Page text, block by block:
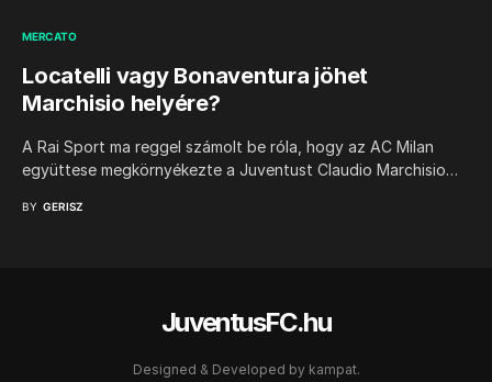
MERCATO
Locatelli vagy Bonaventura jöhet
Marchisio helyére?
A Rai Sport ma reggel számolt be róla, hogy az AC Milan
együttese megkörnyékezte a Juventust Claudio Marchisio…
BY GERISZ
JuventusFC.hu
Designed & Developed by kampat.